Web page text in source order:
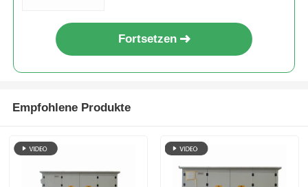
Fortsetzen
Empfohlene Produkte